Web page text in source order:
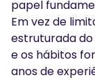
papel
Em vez de
estruturada
e os hábitos
anos de